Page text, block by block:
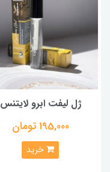
ژل لیفت ابرو لایتنس
195,000 تومان
خرید